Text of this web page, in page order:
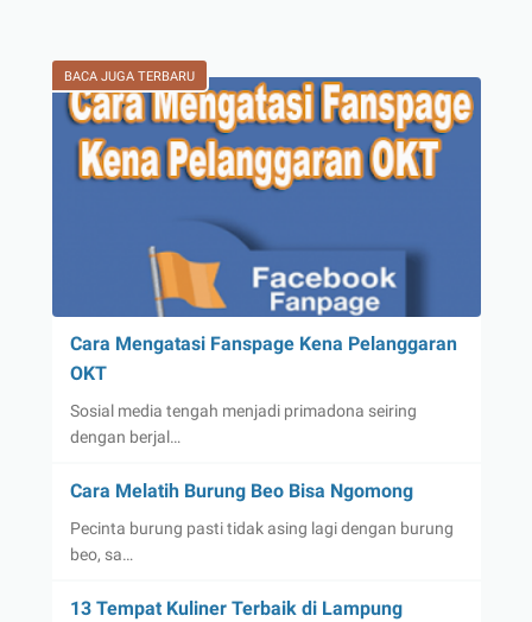
BACA JUGA TERBARU
Cara Mengatasi Fanspage Kena Pelanggaran
OKT
Sosial media tengah menjadi primadona seiring
dengan berjal…
Cara Melatih Burung Beo Bisa Ngomong
Pecinta burung pasti tidak asing lagi dengan burung
beo, sa…
13 Tempat Kuliner Terbaik di Lampung